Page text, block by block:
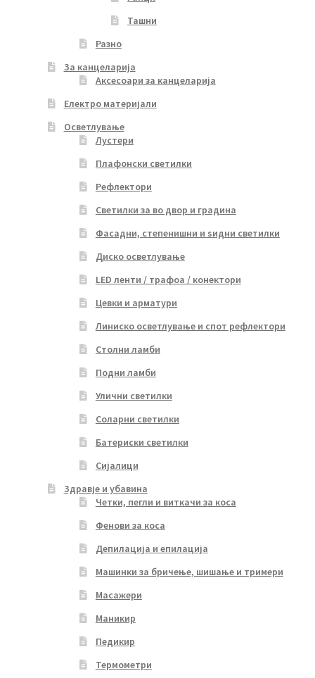
Ташни
Разно
За канцеларија
Аксесоари за канцеларија
Електро материјали
Осветлување
Лустери
Плафонски светилки
Рефлектори
Светилки за во двор и градина
Фасадни, степенишни и ѕидни светилки
Диско осветлување
LED ленти / трафоа / конектори
Цевки и арматури
Линиско осветлување и спот рефлектори
Столни ламби
Подни ламби
Улични светилки
Соларни светилки
Батериски светилки
Сијалици
Здравје и убавина
Четки, пегли и виткачи за коса
Фенови за коса
Депилација и епилација
Машинки за бричење, шишање и тримери
Масажери
Маникир
Педикир
Термометри